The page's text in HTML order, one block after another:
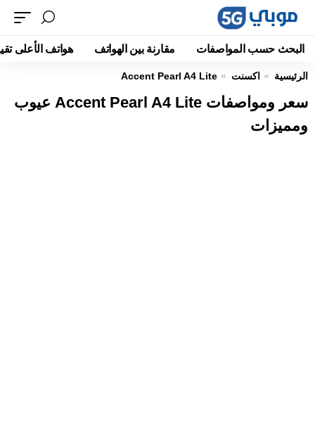
البحث حسب المواصفات مقارنة بين الهواتف هواتف الأعلى
الرئيسية اكسنت Accent Pearl A4 Lite
سعر ومواصفات Accent Pearl A4 Lite عيوب
ومميزات